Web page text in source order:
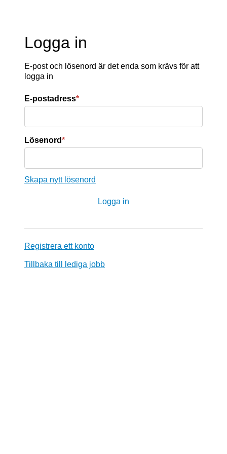
Logga in
E-post och lösenord är det enda som krävs för att
logga in
E-postadress*
Lösenord*
Skapa nytt lösenord
Registrera ett konto
Tillbaka till lediga jobb